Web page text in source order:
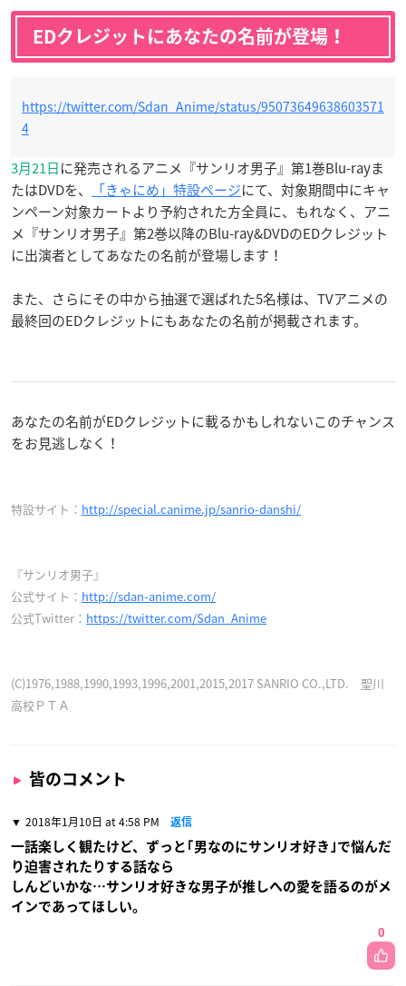
EDクレジットにあなたの名前が登場！
https://twitter.com/Sdan_Anime/status/95073649638603571
4
3月21日に発売されるアニメ『サンリオ男子』第1巻Blu-rayま
たはDVDを、
「きゃにめ」特設ページにて、対象期間中にキャ
ンペーン対象カートより予約された方全員に、もれなく、アニ
メ『サンリオ男子』第2巻以降のBlu-ray&DVDのEDクレジット
に出演者としてあなたの名前が登場します！
また、さらにその中から抽選で選ばれた5名様は、TVアニメの
最終回のEDクレジットにもあなたの名前が掲載されます。
あなたの名前がEDクレジットに載るかもしれないこのチャンス
をお見逃しなく！
特設サイト： http://special.canime.jp/sanrio-danshi/
『サンリオ男子』
公式サイト： http://sdan-anime.com/
公式Twitter： https://twitter.com/Sdan_Anime
(C)1976,1988,1990,1993,1996,2001,2015,2017 SANRIO CO.,LTD. 聖川
高校ＰＴＡ
皆のコメント
2018年1月10日 at 4:58 PM 返信
一話楽しく観たけど、ずっと｢男なのにサンリオ好き｣で悩んだ
り迫害されたりする話なら
しんどいかな…サンリオ好きな男子が推しへの愛を語るのがメ
インであってほしい。
0